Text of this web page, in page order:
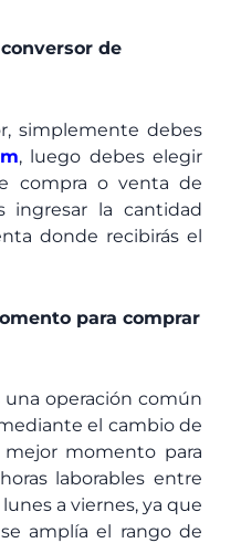
de
simplemente debes
, luego debes elegir
compra o venta de
ingresar la cantidad
donde recibirás el
para comprar
una operación común
el cambio de
momento para
laborables entre
lunes a viernes, ya que
amplía el rango de